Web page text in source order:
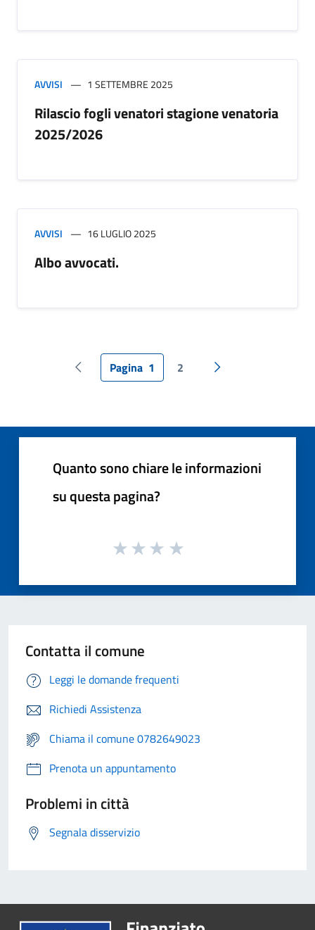
AVVISI 1 SETTEMBRE 2025
Rilascio fogli venatori stagione venatoria
2025/2026
AVVISI 16 LUGLIO 2025
Albo avvocati.
Pagina precedente
Pagina 1 2 Pagina successiva
Quanto sono chiare le informazioni
su questa pagina?
Contatta il comune
Leggi le domande frequenti
Richiedi Assistenza
Chiama il comune 0782649023
Prenota un appuntamento
Problemi in città
Segnala disservizio